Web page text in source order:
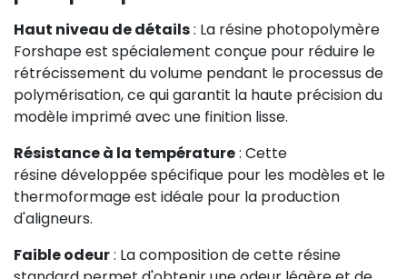
Haut niveau de détails: La résine photopolymère
Forshape est spécialement conçue pour réduire le
rétrécissement du volume pendant le processus de
polymérisation, ce qui garantit la haute précision du
modèle imprimé avec une finition lisse.
Résistance à la température: Cette
résine développée spécifique pour les modèles et le
thermoformage est idéale pour la production
d'aligneurs.
Faible odeur: La composition de cette résine